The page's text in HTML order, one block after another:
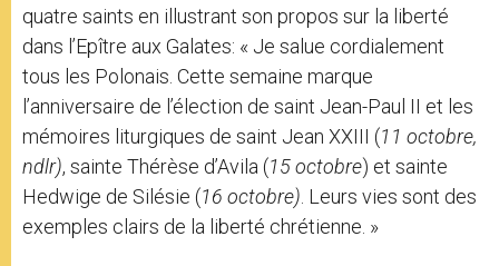
quatre saints en illustrant son propos sur la liberté
dans l’Epître aux Galates: « Je salue cordialement
tous les Polonais. Cette semaine marque
l’anniversaire de l’élection de saint Jean-Paul II et les
mémoires liturgiques de saint Jean XXIII (11 octobre,
ndlr), sainte Thérèse d’Avila (15 octobre) et sainte
Hedwige de Silésie (16 octobre). Leurs vies sont des
exemples clairs de la liberté chrétienne. »